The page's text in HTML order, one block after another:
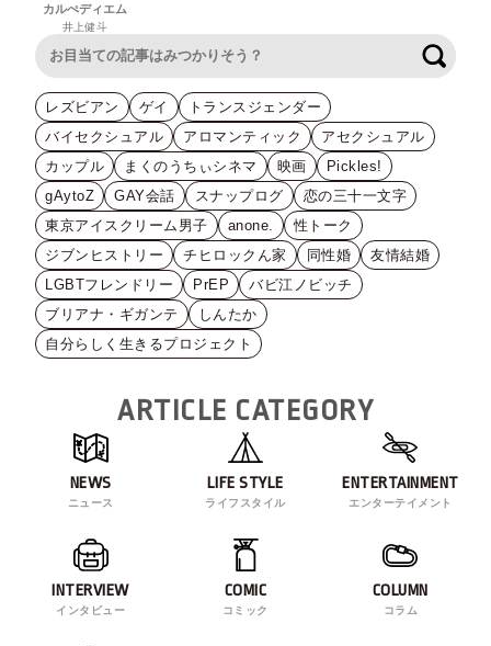
カルぺディエム
井上健斗
レズビアン ゲイ
トランスジェンダー
バイセクシュアル
アロマンティック
アセクシュアル
カップル
まくのうちぃシネマ 映画
Pickles!
gAytoZ
GAY会話 スナップログ
恋の三十一文字
東京アイスクリーム男子
anone.
性トーク
ジブンヒストリー
チヒロックん家 同性婚
友情結婚
LGBTフレンドリー
PrEP
バビ江ノビッチ
ブリアナ・ギガンテ
しんたか
自分らしく生きるプロジェクト
ARTICLE CATEGORY
NEWS
ニュース
LIFE STYLE
ライフスタイル
ENTERTAINMENT
エンターテイメント
INTERVIEW
インタビュー
COMIC
コミック
COLUMN
コラム